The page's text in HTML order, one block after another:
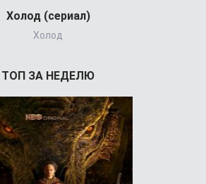
Холод (сериал)
Холод
ТОП ЗА НЕДЕЛЮ